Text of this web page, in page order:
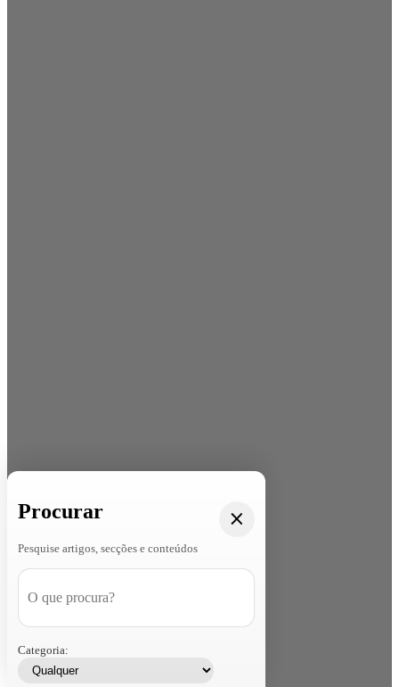
Procurar
Pesquise artigos, secções e conteúdos
Categoria: